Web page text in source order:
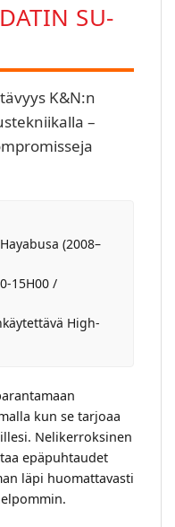
SU-
K&N:n
–
(2008–
15H00 /
High-
kun se tarjoaa
Nelikerroksinen
epäpuhtaudet
läpi huomattavasti